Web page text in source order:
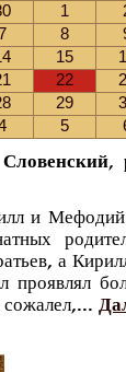
1
8
15
22
29
5
и
а